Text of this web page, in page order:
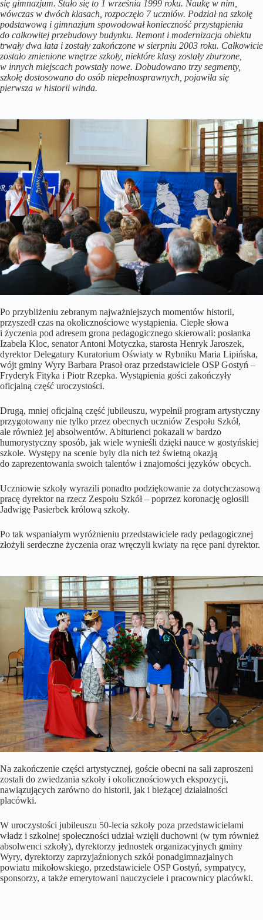
się gimnazjum. Stało się to 1 września 1999 roku. Naukę w nim,
wówczas w dwóch klasach, rozpoczęło 7 uczniów. Podział na szkolę
podstawową i gimnazjum spowodował konieczność przystąpienia
do całkowitej przebudowy budynku. Remont i modernizacja obiektu
trwały dwa lata i zostały zakończone w sierpniu 2003 roku. Całkowicie
zostało zmienione wnętrze szkoły, niektóre klasy zostały zburzone,
w innych miejscach powstały nowe. Dobudowano trzy segmenty,
szkołę dostosowano do osób niepełnosprawnych, pojawiła się
pierwsza w historii winda.
Po przybliżeniu zebranym najważniejszych momentów historii,
przyszedł czas na okolicznościowe wystąpienia. Ciepłe słowa
i życzenia pod adresem grona pedagogicznego skierowali: posłanka
Izabela Kloc, senator Antoni Motyczka, starosta Henryk Jaroszek,
dyrektor Delegatury Kuratorium Oświaty w Rybniku Maria Lipińska,
wójt gminy Wyry Barbara Prasoł oraz przedstawiciele OSP Gostyń –
Fryderyk Fityka i Piotr Rzepka. Wystąpienia gości zakończyły
oficjalną część uroczystości.
Drugą, mniej oficjalną część jubileuszu, wypełnił program artystyczny
przygotowany nie tylko przez obecnych uczniów Zespołu Szkół,
ale również jej absolwentów. Abiturienci pokazali w bardzo
humorystyczny sposób, jak wiele wynieśli dzięki nauce w gostyńskiej
szkole. Występy na scenie były dla nich też świetną okazją
do zaprezentowania swoich talentów i znajomości języków obcych.
Uczniowie szkoły wyrazili ponadto podziękowanie za dotychczasową
pracę dyrektor na rzecz Zespołu Szkół – poprzez koronację ogłosili
Jadwigę Pasierbek królową szkoły.
Po tak wspaniałym wyróżnieniu przedstawiciele rady pedagogicznej
złożyli serdeczne życzenia oraz wręczyli kwiaty na ręce pani dyrektor.
Na zakończenie części artystycznej, goście obecni na sali zaproszeni
zostali do zwiedzania szkoły i okolicznościowych ekspozycji,
nawiązujących zarówno do historii, jak i bieżącej działalności
placówki.
W uroczystości jubileuszu 50-lecia szkoły poza przedstawicielami
władz i szkolnej społeczności udział wzięli duchowni (w tym również
absolwenci szkoły), dyrektorzy jednostek organizacyjnych gminy
Wyry, dyrektorzy zaprzyjaźnionych szkół ponadgimnazjalnych
powiatu mikołowskiego, przedstawiciele OSP Gostyń, sympatycy,
sponsorzy, a także emerytowani nauczyciele i pracownicy placówki.